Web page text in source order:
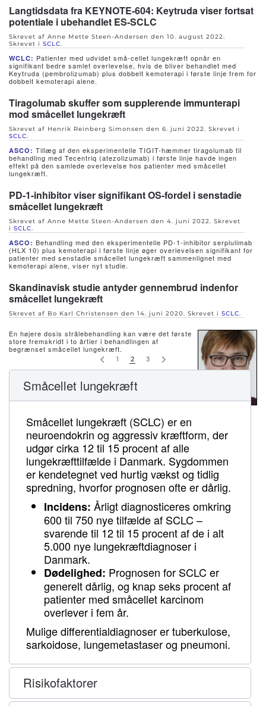
Langtidsdata fra KEYNOTE-604: Keytruda viser fortsat
potentiale i ubehandlet ES-SCLC
Skrevet af Anne Mette Steen-Andersen den 10. august 2022.
Skrevet i SCLC.
WCLC: Patienter med udvidet små-cellet lungekræft opnår en
signifikant bedre samlet overlevelse, hvis de bliver behandlet med
Keytruda (pembrolizumab) plus dobbelt kemoterapi i første linje frem for
dobbelt kemoterapi alene.
Tiragolumab skuffer som supplerende immunterapi
mod småcellet lungekræft
Skrevet af Henrik Reinberg Simonsen den 6. juni 2022. Skrevet i
SCLC.
ASCO: Tillæg af den eksperimentelle TIGIT-hæmmer tiragolumab til
behandling med Tecentriq (atezolizumab) i første linje havde ingen
effekt på den samlede overlevelse hos patienter med småcellet
lungekræft.
PD-1-inhibitor viser signifikant OS-fordel i senstadie
småcellet lungekræft
Skrevet af Anne Mette Steen-Andersen den 4. juni 2022. Skrevet
i SCLC.
ASCO: Behandling med den eksperimentelle PD-1-inhibitor serplulimab
(HLX 10) plus kemoterapi i første linje øger overlevelsen signifikant for
patienter med senstadie småcellet lungekræft sammenlignet med
kemoterapi alene, viser nyt studie.
Skandinavisk studie antyder gennembrud indenfor
småcellet lungekræft
Skrevet af Bo Karl Christensen den 14. juni 2020. Skrevet i SCLC.
En højere dosis strålebehandling kan være det første
store fremskridt i to årtier i behandlingen af
begrænset småcellet lungekræft.
NICE anbefaler Tecentriq plus kemo mod småcellet
lungekræft
Skrevet af Bo Karl Christensen den 14. juni 2020 . Skrevet i
Det engelske sundhedsinstitut, NICE, anbefaler nu immunterapien
Tecentriq (atezolizumab) i kombination med kemoterapi mod
fremskreden småcellet lungekræft.
1 2 3
Småcellet lungekræft
Småcellet lungekræft (SCLC) er en
neuroendokrin og aggressiv kræftform, der
udgør cirka 12 til 15 procent af alle
lungekræfttilfælde i Danmark. Sygdommen
er kendetegnet ved hurtig vækst og tidlig
spredning, hvorfor prognosen ofte er dårlig.
Incidens: Årligt diagnosticeres omkring
600 til 750 nye tilfælde af SCLC –
svarende til 12 til 15 procent af de i alt
5.000 nye lungekræftdiagnoser i
Danmark.
Dødelighed: Prognosen for SCLC er
generelt dårlig, og knap seks procent af
patienter med småcellet karcinom
overlever i fem år.
Mulige differentialdiagnoser er tuberkulose,
sarkoidose, lungemetastaser og pneumoni.
Risikofaktorer